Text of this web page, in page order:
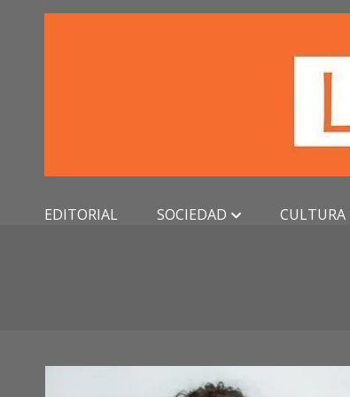
EDITORIAL SOCIEDAD CULTURA